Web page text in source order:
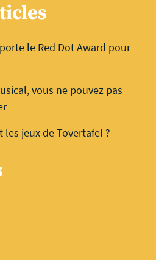
le Red Dot Award pour
vous ne pouvez pas
jeux de Tovertafel ?